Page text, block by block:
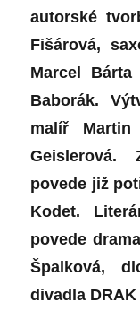
autorské
Fišárová,
Marcel
Baborák.
malíř
Geislerová.
povede již
Kodet.
povede
Špalková,
divadla DRAK